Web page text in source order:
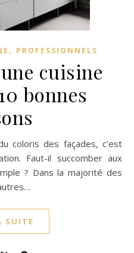
, PROFESSIONNELS
cuisine
bonnes
Faut-il succomber aux
? Dans la majorité des
SUITE